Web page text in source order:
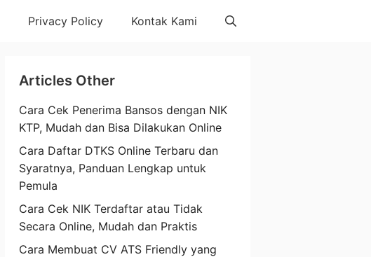
Privacy Policy Kontak Kami
Articles Other
Cara Cek Penerima Bansos dengan NIK
KTP, Mudah dan Bisa Dilakukan Online
Cara Daftar DTKS Online Terbaru dan
Syaratnya, Panduan Lengkap untuk
Pemula
Cara Cek NIK Terdaftar atau Tidak
Secara Online, Mudah dan Praktis
Cara Membuat CV ATS Friendly yang